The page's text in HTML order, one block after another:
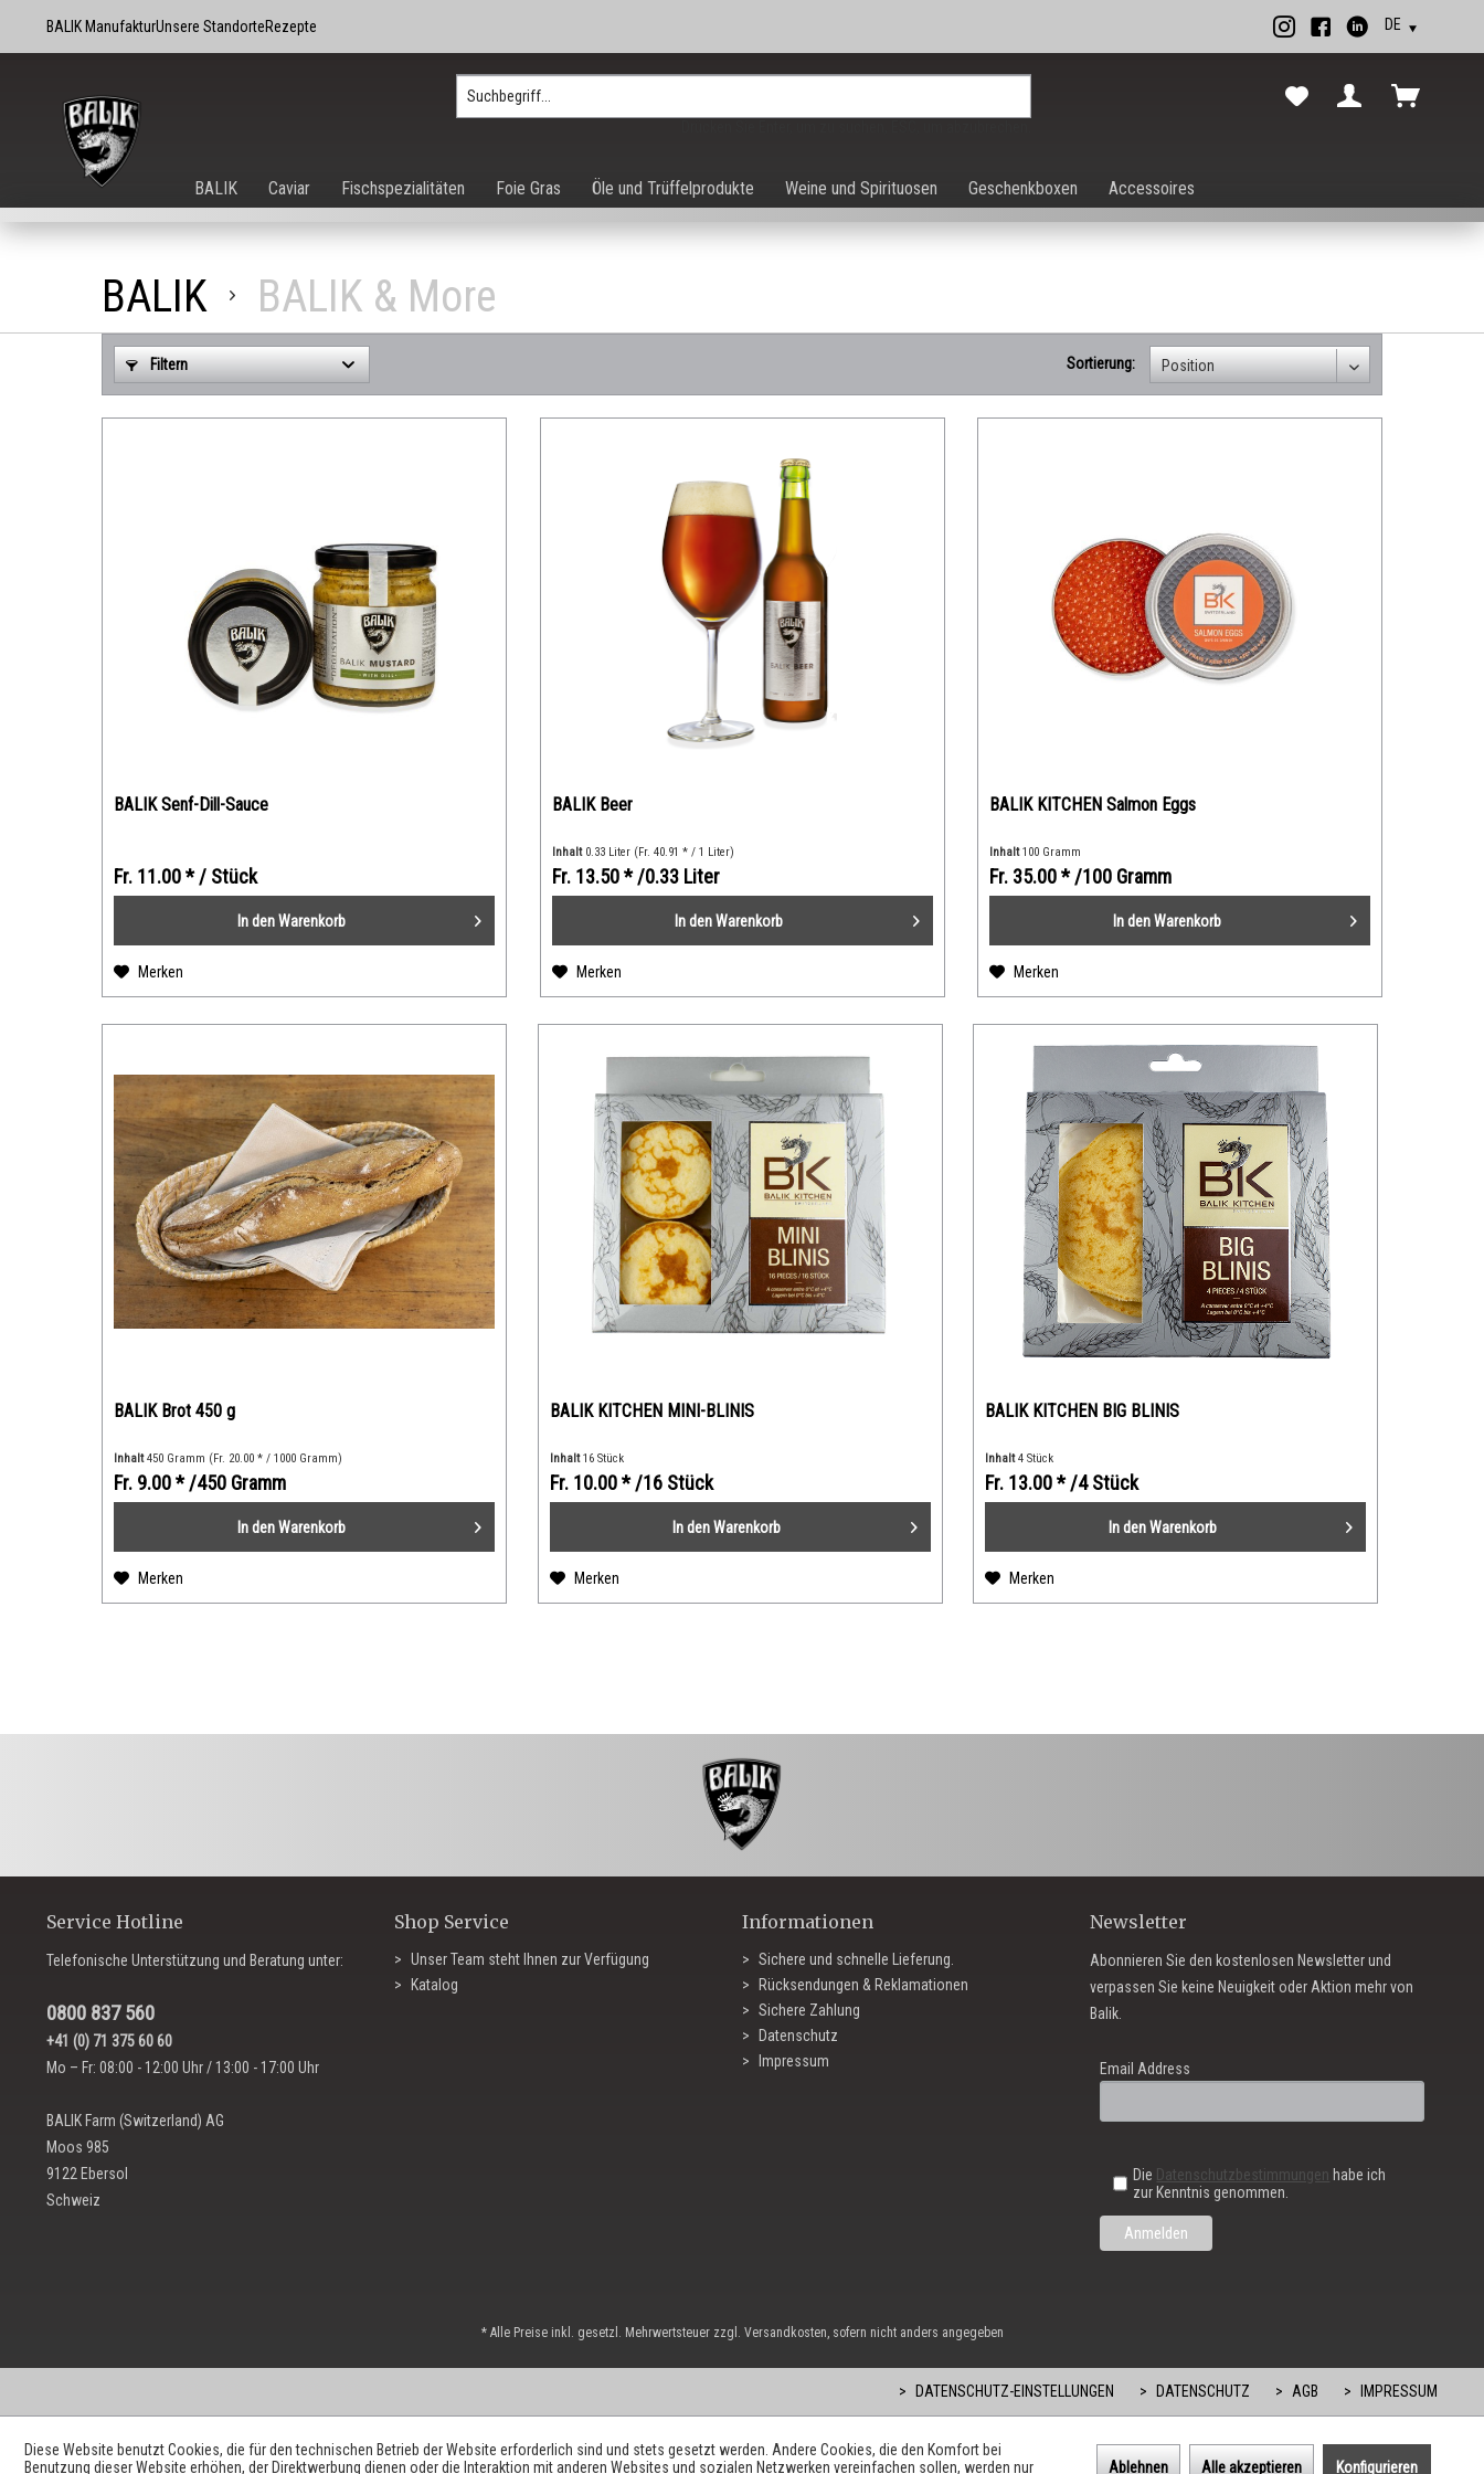
BALIK ManufakturUnsere StandorteRezepte
BALIK Caviar Fischspezialitäten Foie Gras Öle und Trüffelprodukte Weine und Spirituosen Geschenkboxen Accessoires
BALIK BALIK & More
Filtern Sortierung:
BALIK Senf-Dill-Sauce
Fr. 11.00 */ Stück
In denWarenkorb
Merken
BALIK Beer
Inhalt 0.33 Liter (Fr. 40.91 * / 1 Liter)
Fr. 13.50 */0.33 Liter
In den Warenkorb
Merken
BALIK KITCHEN Salmon Eggs
Inhalt100 Gramm
Fr. 35.00 */100 Gramm
In den Warenkorb
Merken
BALIK Brot 450 g
Inhalt450 Gramm (Fr. 20.00 * / 1000 Gramm)
Fr. 9.00 */450 Gramm
In denWarenkorb
Merken
BALIK KITCHEN MINI-BLINIS
Inhalt16 Stück
Fr. 10.00 */16 Stück
In den Warenkorb
Merken
BALIK KITCHEN BIG BLINIS
Inhalt4 Stück
Fr. 13.00 */4 Stück
In den Warenkorb
Merken
Service Hotline
Telefonische Unterstützung und Beratung unter:
0800 837 560
+41 (0) 71 375 60 60
Mo – Fr: 08:00 - 12:00 Uhr / 13:00 - 17:00 Uhr
BALIK Farm (Switzerland) AG
Moos 985
9122 Ebersol
Schweiz
Shop Service
Unser Team steht Ihnen zur Verfügung
Katalog
Informationen
Sichere und schnelle Lieferung.
Rücksendungen & Reklamationen
Sichere Zahlung
Datenschutz
Impressum
Newsletter
Abonnieren Sie den kostenlosen Newsletter und
verpassen Sie keine Neuigkeit oder Aktion mehr von
Balik.
Email Address
Die Datenschutzbestimmungen habe ich
zur Kenntnis genommen.
* Alle Preise inkl. gesetzl. Mehrwertsteuer zzgl. Versandkosten, sofern nicht anders angegeben
DATENSCHUTZ-EINSTELLUNGEN DATENSCHUTZ AGB IMPRESSUM
Diese Website benutzt Cookies, die für den technischen Betrieb der Website erforderlich sind und stets gesetzt werden. Andere Cookies, die den Komfort bei
Benutzung dieser Website erhöhen, der Direktwerbung dienen oder die Interaktion mit anderen Websites und sozialen Netzwerken vereinfachen sollen, werden nur
Ablehnen Alle akzeptieren Konfigurieren